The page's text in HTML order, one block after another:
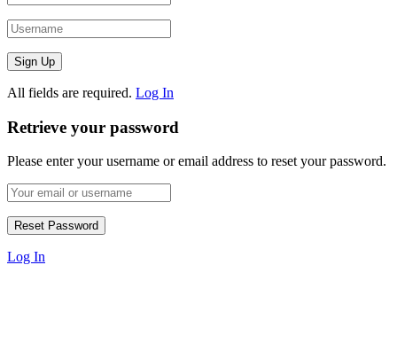
All fields are required. Log In
Retrieve your password
Please enter your username or email address to reset your password.
Log In